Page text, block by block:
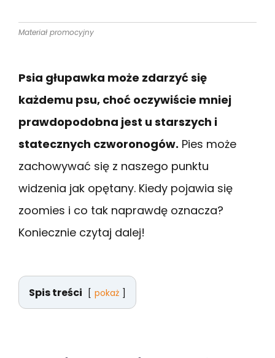
Materiał promocyjny
Psia głupawka może zdarzyć się
każdemu psu, choć oczywiście mniej
prawdopodobna jest u starszych i
statecznych czworonogów. Pies może
zachowywać się z naszego punktu
widzenia jak opętany. Kiedy pojawia się
zoomies i co tak naprawdę oznacza?
Koniecznie czytaj dalej!
Spis treści pokaż